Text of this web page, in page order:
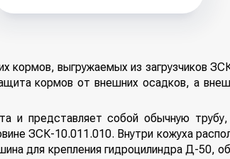
кормов, выгружаемых из загрузчиков
кормов от внешних осадков, а
и представляет собой обычную
ЗСК-10.011.010. Внутри кожуха
для крепления гидроцилиндра Д-50,